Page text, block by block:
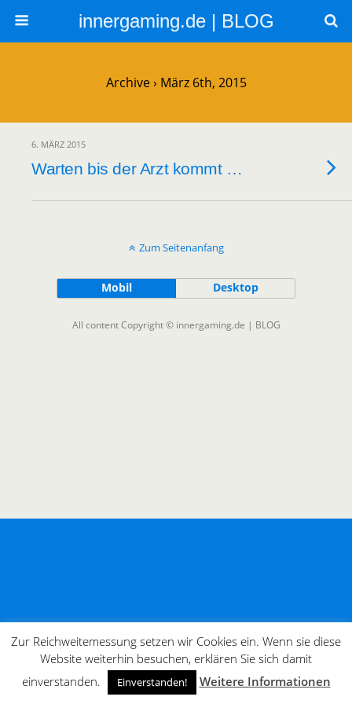
innergaming.de | BLOG
Archive › März 6th, 2015
6. MÄRZ 2015
Warten bis der Arzt kommt …
Zum Seitenanfang
Mobil Desktop
All content Copyright © innergaming.de | BLOG
Zur Reichweitemessung setzen wir Cookies ein. Wenn sie diese
Website weiterhin besuchen, erklären Sie sich damit
einverstanden.
Einverstanden! Weitere Informationen